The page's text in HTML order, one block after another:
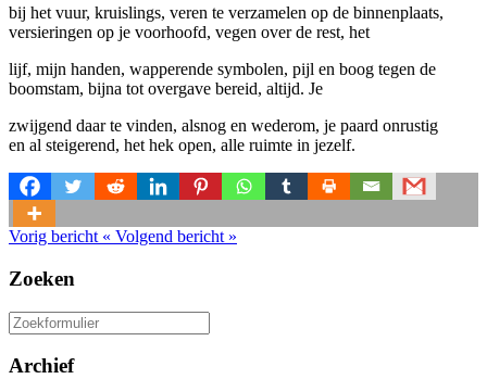
bij het vuur, kruislings, veren te verzamelen op de binnenplaats,
versieringen op je voorhoofd, vegen over de rest, het
lijf, mijn handen, wapperende symbolen, pijl en boog tegen de
boomstam, bijna tot overgave bereid, altijd. Je
zwijgend daar te vinden, alsnog en wederom, je paard onrustig
en al steigerend, het hek open, alle ruimte in jezelf.
Vorig bericht « Volgend bericht »
Zoeken
Zoeken
naar:
Archief